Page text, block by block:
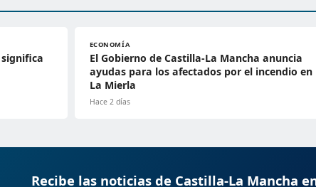
significa
ECONOMÍA
El Gobierno de Castilla-La Mancha anuncia
ayudas para los afectados por el incendio en
La Mierla
Hace 2 días
Recibe las noticias de Castilla-La Mancha